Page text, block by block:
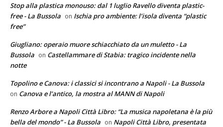
Stop alla plastica monouso: dal 1 luglio Ravello diventa plastic-
free - La Bussola on Ischia pro ambiente: l’isola diventa “plastic
free”
Giugliano: operaio muore schiacchiato da un muletto - La
Bussola on Castellammare di Stabia: tragico incidente nella
notte
Topolino e Canova: i classici si incontrano a Napoli - La Bussola
on Canova e l’antico, la mostra al MANN di Napoli
Renzo Arbore a Napoli Città Libro: “La musica napoletana è la più
bella del mondo” - La Bussola on Napoli Città Libro, presentata